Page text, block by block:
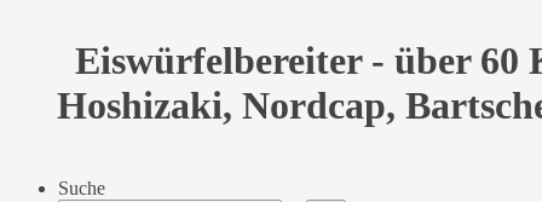
Eiswürfelbereiter - über 60
Hoshizaki, Nordcap,
Suche